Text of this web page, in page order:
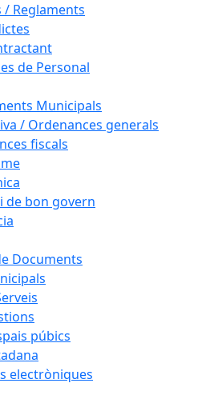
/ Reglaments
de Personal
Municipals
/ Ordenances generals
fiscals
de bon govern
Documents
púbics
electròniques